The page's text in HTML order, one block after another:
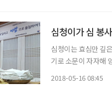
심청이가 심 봉
심청이는 효심만 깊
기로 소문이 자자해
2018-05-16 08:45